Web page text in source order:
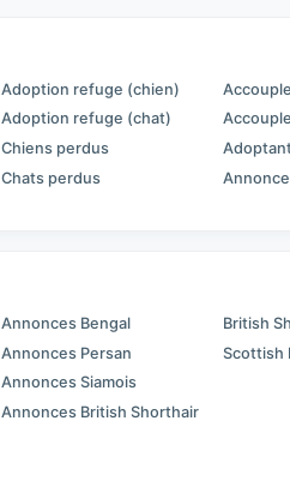
Adoption refuge (chien)
Adoption refuge (chat)
Chiens perdus
Chats perdus
Annonces Bengal
Annonces Persan
Annonces Siamois
Annonces British Shorthair
British
Scottish